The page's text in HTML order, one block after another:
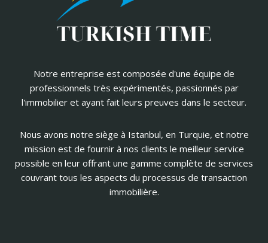
Notre entreprise est composée d'une équipe de
professionnels très expérimentés, passionnés par
l'immobilier et ayant fait leurs preuves dans le secteur.
Nous avons notre siège à Istanbul, en Turquie, et notre
mission est de fournir à nos clients le meilleur service
possible en leur offrant une gamme complète de services
couvrant tous les aspects du processus de transaction
immobilière.